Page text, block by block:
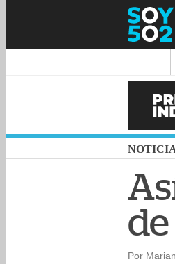
Por